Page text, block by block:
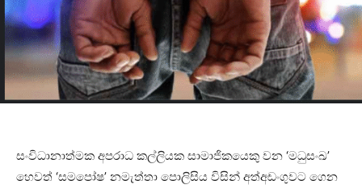
සංවිධානාත්මක අපරාධ කල්ලියක සාමාජිකයෙකු වන ‘මධුසංඛ’
හෙවත් ‘සමපෝෂ’ නමැත්තා පොලිසිය විසින් අත්අඩංගුවට ගෙන